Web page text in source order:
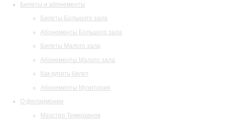
Билеты и абонементы
Билеты Большого зала
Абонементы Большого зала
Билеты Малого зала
Абонементы Малого зала
Как купить билет
Абонементы Музитория
О филармонии
Маэстро Темирканов